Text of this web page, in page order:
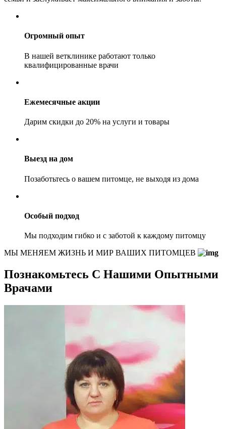
Огромный опыт
В нашей ветклинике работают только
квалифицированные врачи
Ежемесячные акции
Дарим скидки до 20% на услуги и товары
Выезд на дом
Позаботьтесь о вашем питомце, не выходя из дома
Особый подход
Мы подходим гибко и с заботой к каждому питомцу
МЫ МЕНЯЕМ ЖИЗНЬ И МИР ВАШИХ ПИТОМЦЕВ
Познакомьтесь С Нашими Опытными
Врачами